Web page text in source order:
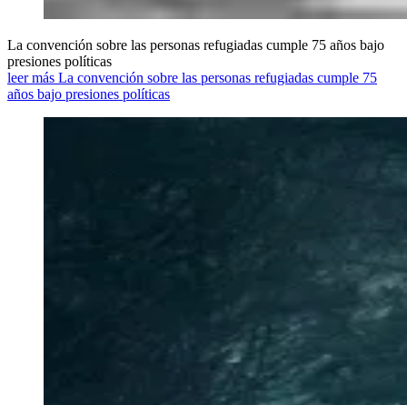
La convención sobre las personas refugiadas cumple 75 años bajo
presiones políticas
leer más La convención sobre las personas refugiadas cumple 75
años bajo presiones políticas